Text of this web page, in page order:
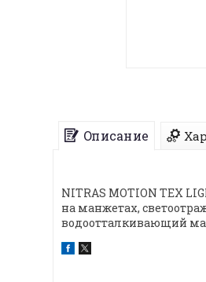
Описание
NITRAS MOTION TEX
на манжетах,
водоотталкивающий